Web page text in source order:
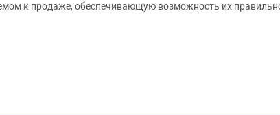
к продаже, обеспечивающую возможность их